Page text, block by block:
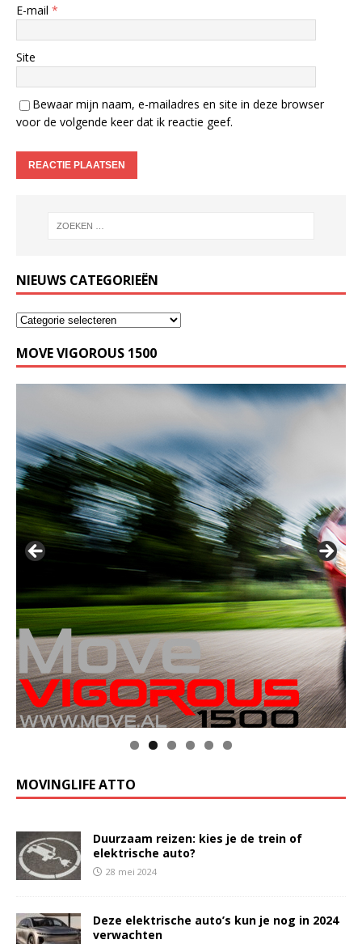
E-mail *
Site
Bewaar mijn naam, e-mailadres en site in deze browser
voor de volgende keer dat ik reactie geef.
NIEUWS CATEGORIEËN
MOVE VIGOROUS 1500
MOVINGLIFE ATTO
Duurzaam reizen: kies je de trein of
elektrische auto?
28 mei 2024
Deze elektrische auto’s kun je nog in 2024
verwachten